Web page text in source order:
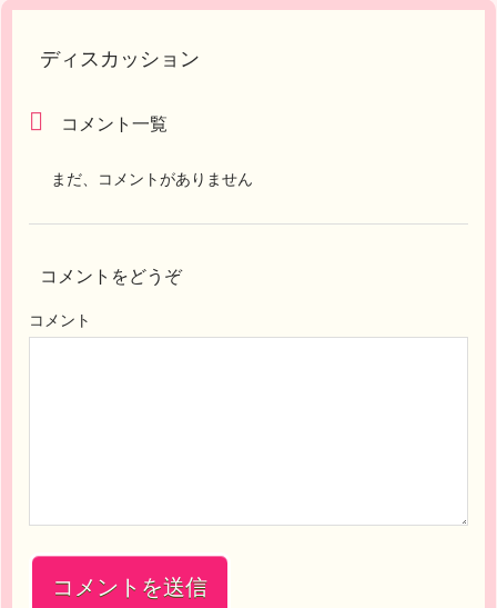
ディスカッション
コメント一覧
まだ、コメントがありません
コメントをどうぞ
コメント